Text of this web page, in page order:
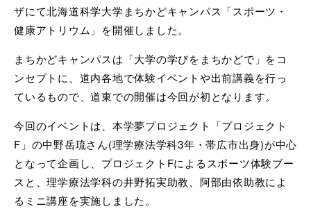
ザにて北海道科学大学まちかどキャンパス「スポーツ・
健康アトリウム」を開催しました。
まちかどキャンパスは「大学の学びをまちかどで」をコ
ンセプトに、道内各地で体験イベントや出前講義を行っ
ているもので、道東での開催は今回が初となります。
今回のイベントは、本学夢プロジェクト「プロジェクト
F」の中野岳琉さん(理学療法学科3年・帯広市出身)が中心
となって企画し、プロジェクトFによるスポーツ体験ブー
スと、理学療法学科の井野拓実助教、阿部由依助教によ
るミニ講座を実施しました。